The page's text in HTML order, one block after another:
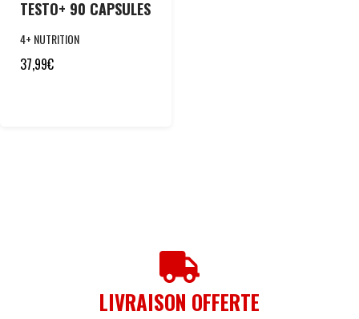
TESTO+ 90 CAPSULES
4+ NUTRITION
37,99€
LIVRAISON OFFERTE